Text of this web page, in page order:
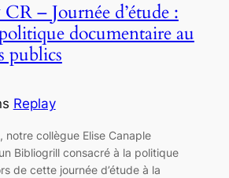
– Journée d’étude :
documentaire au
publics
Replay
notre collègue Elise Canaple
Bibliogrill consacré à la politique
de cette journée d’étude à la